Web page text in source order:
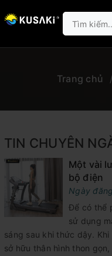
Trang chủ /
TIN CHUYÊN
Một vài
bộ điện
Ngày
Để có thể
sử dụng
sáng sau khi thức dậy.
sở hữu thân hình thon